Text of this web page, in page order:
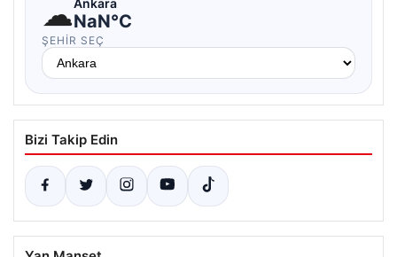
☁Ankara
NaN°C
ŞEHIR SEÇ
Bizi Takip Edin